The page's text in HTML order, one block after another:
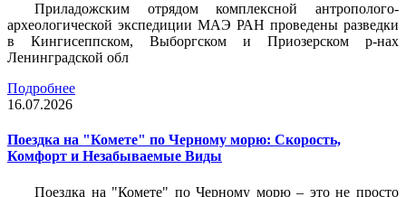
Приладожским отрядом комплексной антрополого-
археологической экспедиции МАЭ РАН проведены разведки
в Кингисеппском, Выборгском и Приозерском р-нах
Ленинградской обл
Подробнее
16.07.2026
Поездка на "Комете" по Черному морю: Скорость,
Комфорт и Незабываемые Виды
Поездка на "Комете" по Черному морю – это не просто